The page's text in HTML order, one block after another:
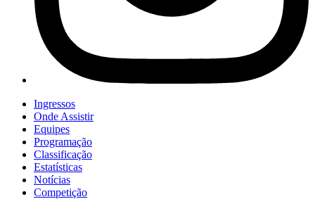
Ingressos
Onde Assistir
Equipes
Programação
Classificação
Estatísticas
Notícias
Competição